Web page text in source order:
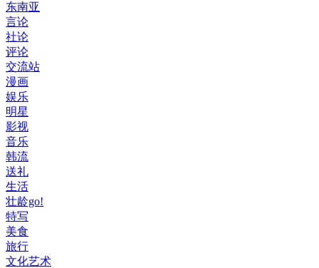
东南亚
言论
社论
评论
交流站
漫画
娱乐
明星
影视
音乐
韩流
送礼
生活
壮龄go!
特写
美食
旅行
文化艺术